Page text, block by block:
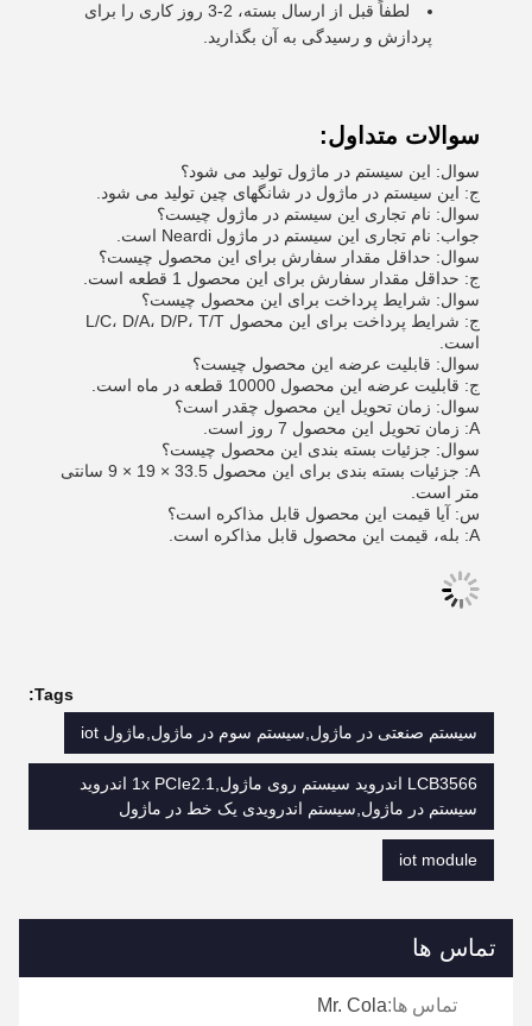
لطفاً قبل از ارسال بسته، 2-3 روز کاری را برای
پردازش و رسیدگی به آن بگذارید.
سوالات متداول:
سوال: این سیستم در ماژول تولید می شود؟
ج: این سیستم در ماژول در شانگهای چین تولید می شود.
سوال: نام تجاری این سیستم در ماژول چیست؟
جواب: نام تجاری این سیستم در ماژول Neardi است.
سوال: حداقل مقدار سفارش برای این محصول چیست؟
ج: حداقل مقدار سفارش برای این محصول 1 قطعه است.
سوال: شرایط پرداخت برای این محصول چیست؟
ج: شرایط پرداخت برای این محصول L/C، D/A، D/P، T/T
است.
سوال: قابلیت عرضه این محصول چیست؟
ج: قابلیت عرضه این محصول 10000 قطعه در ماه است.
سوال: زمان تحویل این محصول چقدر است؟
A: زمان تحویل این محصول 7 روز است.
سوال: جزئیات بسته بندی این محصول چیست؟
A: جزئیات بسته بندی برای این محصول 33.5 × 19 × 9 سانتی
متر است.
س: آیا قیمت این محصول قابل مذاکره است؟
A: بله، قیمت این محصول قابل مذاکره است.
Tags:
سیستم صنعتی در ماژول,سیستم سوم در ماژول,ماژول iot
LCB3566 اندروید سیستم روی ماژول,1x PCIe2.1 اندروید
سیستم در ماژول,سیستم اندرویدی یک خط در ماژول
iot module
تماس ها
تماس ها:Mr. Cola